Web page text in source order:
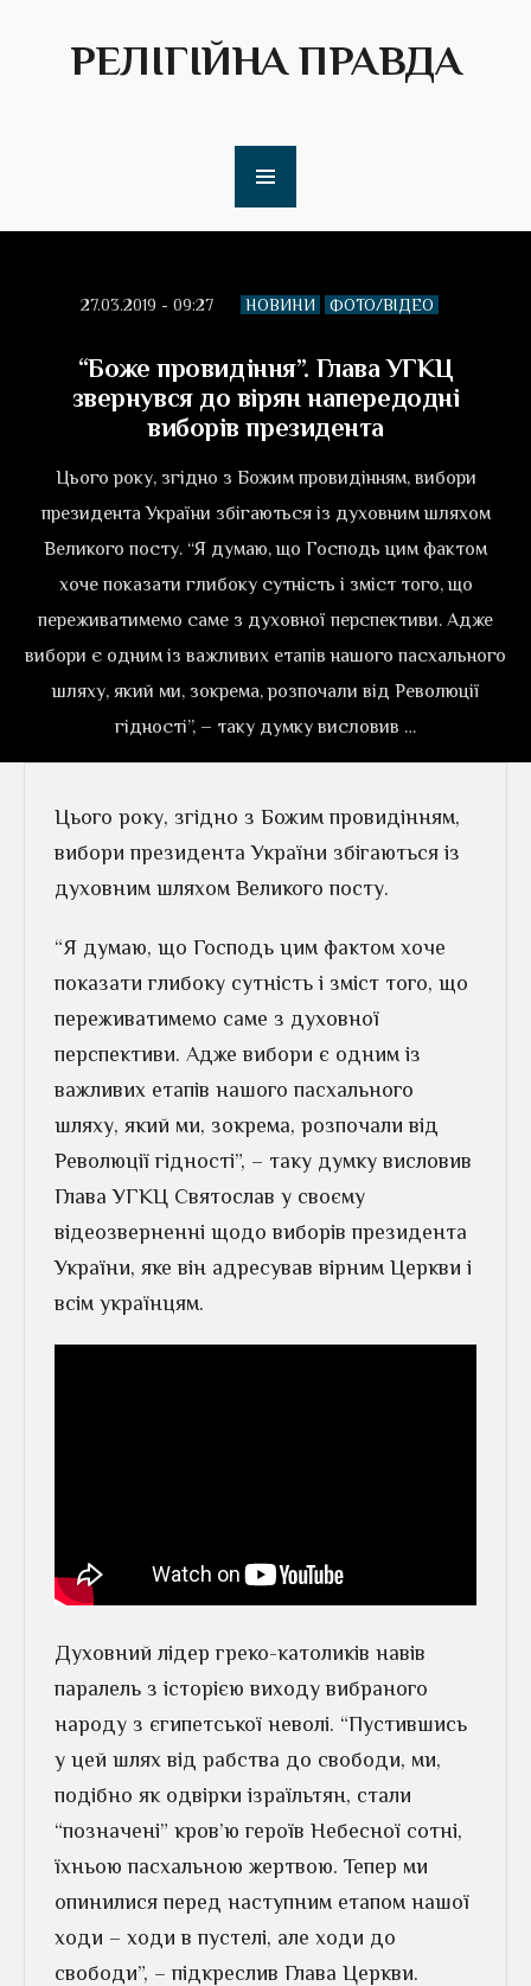
РЕЛІГІЙНА ПРАВДА
27.03.2019 - 09:27 НОВИНИ ФОТО/ВІДЕО
“Боже провидіння”. Глава УГКЦ
звернувся до вірян напередодні
виборів президента
Цього року, згідно з Божим провидінням, вибори
президента України збігаються із духовним шляхом
Великого посту. “Я думаю, що Господь цим фактом
хоче показати глибоку сутність і зміст того, що
переживатимемо саме з духовної перспективи. Адже
вибори є одним із важливих етапів нашого пасхального
шляху, який ми, зокрема, розпочали від Революції
гідності”, – таку думку висловив …
Цього року, згідно з Божим провидінням,
вибори президента України збігаються із
духовним шляхом Великого посту.
“Я думаю, що Господь цим фактом хоче
показати глибоку сутність і зміст того, що
переживатимемо саме з духовної
перспективи. Адже вибори є одним із
важливих етапів нашого пасхального
шляху, який ми, зокрема, розпочали від
Революції гідності”, – таку думку висловив
Глава УГКЦ Святослав у своєму
відеозверненні щодо виборів президента
України, яке він адресував вірним Церкви і
всім українцям.
Духовний лідер греко-католиків навів
паралель з історією виходу вибраного
народу з єгипетської неволі. “Пустившись
у цей шлях від рабства до свободи, ми,
подібно як одвірки ізраїльтян, стали
“позначені” кров’ю героїв Небесної сотні,
їхньою пасхальною жертвою. Тепер ми
опинилися перед наступним етапом нашої
ходи – ходи в пустелі, але ходи до
свободи”, – підкреслив Глава Церкви.